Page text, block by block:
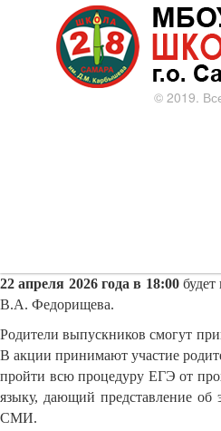
© 2019.
22 апреля 2026 года в 18:00будет
В.А. Федорищева.
Родители выпускников смогут
В акции принимают участие
пройти всю процедуру ЕГЭ от
языку, дающий представление об
СМИ.